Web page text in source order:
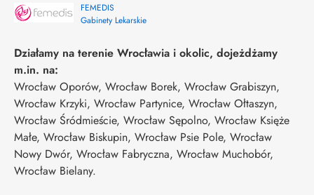
FEMEDIS
Gabinety Lekarskie
Działamy na terenie Wrocławia i okolic, dojeżdżamy
m.in. na:
Wrocław Oporów, Wrocław Borek, Wrocław Grabiszyn,
Wrocław Krzyki, Wrocław Partynice, Wrocław Ołtaszyn,
Wrocław Śródmieście, Wrocław Sępolno, Wrocław Księże
Małe, Wrocław Biskupin, Wrocław Psie Pole, Wrocław
Nowy Dwór, Wrocław Fabryczna, Wrocław Muchobór,
Wrocław Bielany.